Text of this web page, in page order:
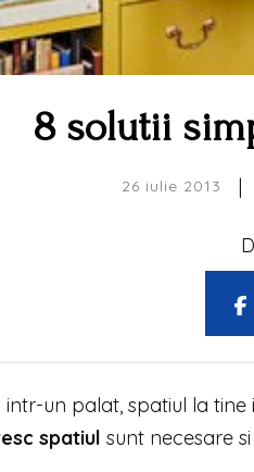
8 solutii
26 iulie 2013 |
intr-un palat, spatiul la
spatiul sunt necesare